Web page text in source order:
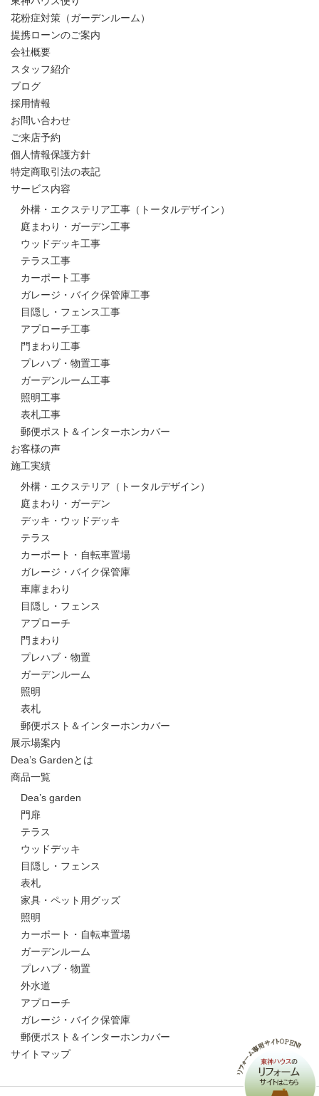
花粉症対策（ガーデンルーム）
提携ローンのご案内
会社概要
スタッフ紹介
ブログ
採用情報
お問い合わせ
ご来店予約
個人情報保護方針
特定商取引法の表記
サービス内容
外構・エクステリア工事（トータルデザイン）
庭まわり・ガーデン工事
ウッドデッキ工事
テラス工事
カーポート工事
ガレージ・バイク保管庫工事
目隠し・フェンス工事
アプローチ工事
門まわり工事
プレハブ・物置工事
ガーデンルーム工事
照明工事
表札工事
郵便ポスト＆インターホンカバー
お客様の声
施工実績
外構・エクステリア（トータルデザイン）
庭まわり・ガーデン
デッキ・ウッドデッキ
テラス
カーポート・自転車置場
ガレージ・バイク保管庫
車庫まわり
目隠し・フェンス
アプローチ
門まわり
プレハブ・物置
ガーデンルーム
照明
表札
郵便ポスト＆インターホンカバー
展示場案内
Dea’s Gardenとは
商品一覧
Dea’s garden
門扉
テラス
ウッドデッキ
目隠し・フェンス
表札
家具・ペット用グッズ
照明
カーポート・自転車置場
ガーデンルーム
プレハブ・物置
外水道
アプローチ
ガレージ・バイク保管庫
郵便ポスト＆インターホンカバー
サイトマップ